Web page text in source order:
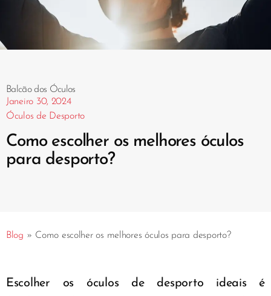
Balcão dos Óculos
Janeiro 30, 2024
Óculos de Desporto
Como escolher os melhores óculos
para desporto?
Blog » Como escolher os melhores óculos para desporto?
Escolher os óculos de desporto ideais é